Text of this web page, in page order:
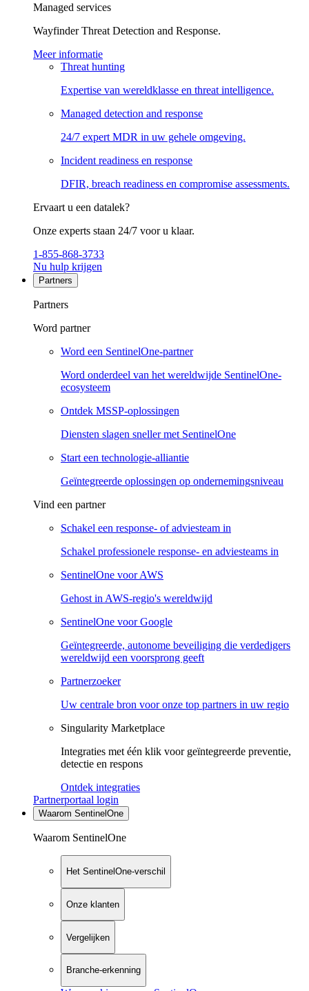
Managed services
Wayfinder Threat Detection and Response.
Meer informatie
Threat hunting
Expertise van wereldklasse en threat intelligence.
Managed detection and response
24/7 expert MDR in uw gehele omgeving.
Incident readiness en response
DFIR, breach readiness en compromise assessments.
Ervaart u een datalek?
Onze experts staan 24/7 voor u klaar.
1-855-868-3733
Nu hulp krijgen
Partners
Partners
Word partner
Word een SentinelOne-partner
Word onderdeel van het wereldwijde SentinelOne-
ecosysteem
Ontdek MSSP-oplossingen
Diensten slagen sneller met SentinelOne
Start een technologie-alliantie
Geïntegreerde oplossingen op ondernemingsniveau
Vind een partner
Schakel een response- of adviesteam in
Schakel professionele response- en adviesteams in
SentinelOne voor AWS
Gehost in AWS-regio's wereldwijd
SentinelOne voor Google
Geïntegreerde, autonome beveiliging die verdedigers
wereldwijd een voorsprong geeft
Partnerzoeker
Uw centrale bron voor onze top partners in uw regio
Singularity Marketplace
Integraties met één klik voor geïntegreerde preventie,
detectie en respons
Ontdek integraties
Partnerportaal login
Waarom SentinelOne
Waarom SentinelOne
Het SentinelOne-verschil
Onze klanten
Vergelijken
Branche-erkenning